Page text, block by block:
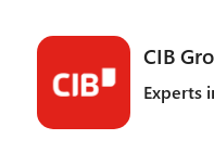
CIB
Experts